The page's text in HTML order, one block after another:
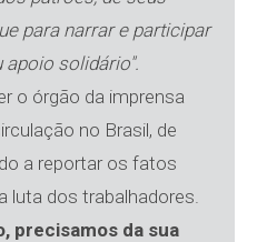
para narrar e participar
apoio solidário".
o órgão da imprensa
no Brasil, de
a reportar os fatos
luta dos trabalhadores.
precisamos da sua